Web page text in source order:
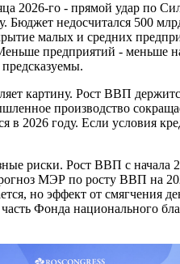
2026-го - прямой удар по
Бюджет недосчитался 500
малых и средних
предприятий - меньше
картину. Рост ВВП
производство
2026 году. Если условия
риски. Рост ВВП с начала
МЭР по росту ВВП на
но эффект от смягчения
Фонда национального